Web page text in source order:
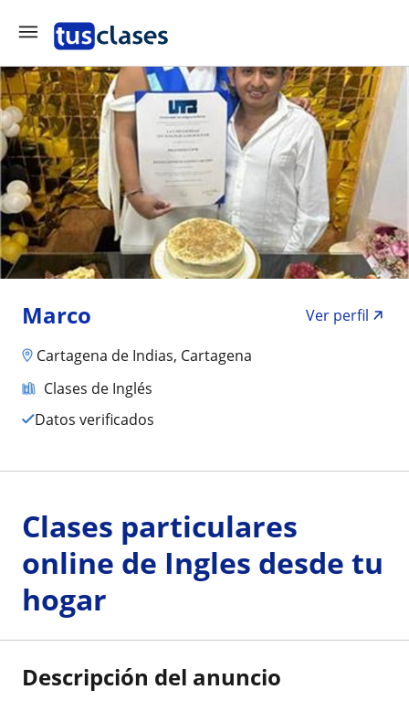
Marco
Ver perfil
Cartagena de Indias, Cartagena
Clases de Inglés
Datos verificados
Clases particulares
online de Ingles desde tu
hogar
Descripción del anuncio